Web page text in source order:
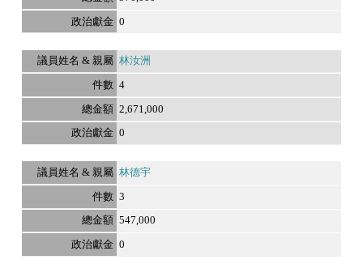
0
林汝洲
4
2,671,000
0
林德宇
3
547,000
0